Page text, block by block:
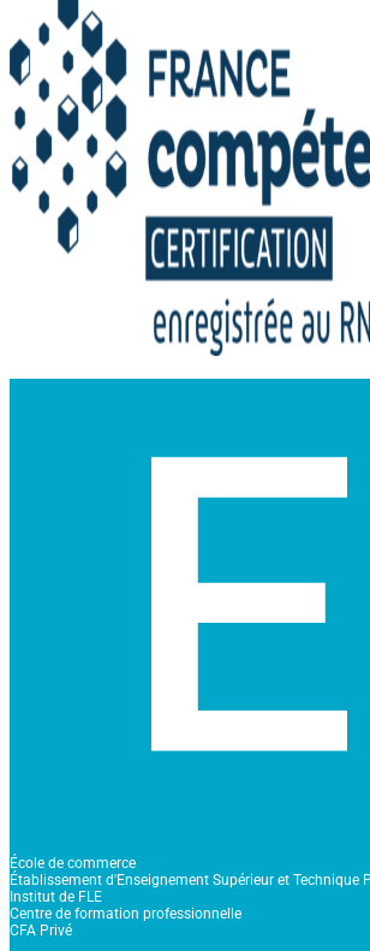
École de commerce
Établissement d'Enseignement Supérieur et Technique
Institut de FLE
Centre de formation professionnelle
CFA Privé